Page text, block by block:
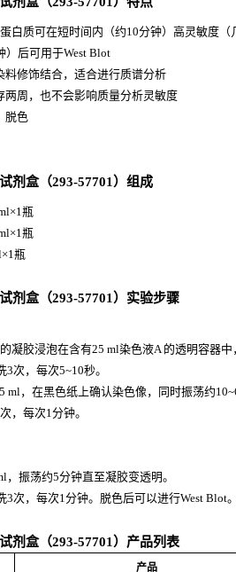
蛋白质可在短时间内（约10分钟）高灵敏度（
）后可用于West Blot
料修饰结合，适合进行质谱分析
两周，也不会影响质量分析灵敏度
脱色
剂盒（293-57701）组成
瓶
瓶
瓶
剂盒（293-57701）实验步骤
的凝胶浸泡在含有25 ml染色液A 的透明容器
次，每次5~10秒。
ml，在黑色纸上确认染色像，同时振荡约
，每次1分钟。
，振荡约5分钟直至凝胶变透明。
3次，每次1分钟。脱色后可以进行West Blot
剂盒（293-57701）产品列表
产品